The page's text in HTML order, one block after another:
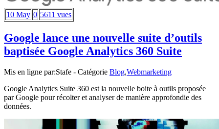
10 May 0 5611 vues
Google lance une nouvelle suite d’outils
baptisée Google Analytics 360 Suite
Mis en ligne par:Stafe - Catégorie Blog,Webmarketing
Google Analytics Suite 360 est la nouvelle boite à outils proposée
par Google pour récolter et analyser de manière approfondie des
données.